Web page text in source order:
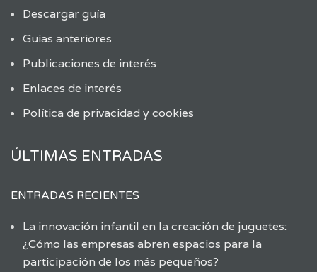
Descargar guía
Guías anteriores
Publicaciones de interés
Enlaces de interés
Política de privacidad y cookies
ÚLTIMAS ENTRADAS
ENTRADAS RECIENTES
La innovación infantil en la creación de juguetes:
¿Cómo las empresas abren espacios para la
participación de los más pequeños?